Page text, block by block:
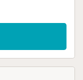
sin palabras. En
rústica, con
el salón
y una mesa de
como